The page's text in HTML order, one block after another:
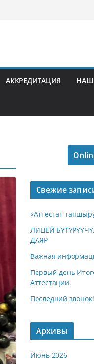
АККРЕДИТАЦИЯ
Свежие
«Аттестат
ЛИЦЕЙ
ДАЯР
Важная
Первый день
Аттестации.
Последний
Архивы
Июнь 2026